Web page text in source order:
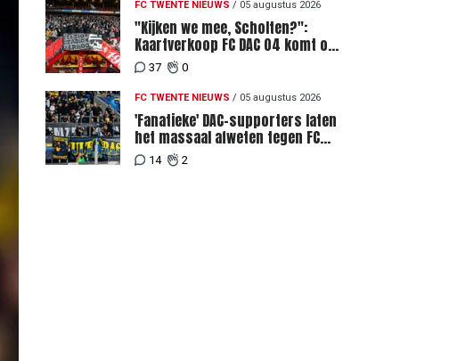
FC TWENTE NIEUWS / 05 augustus 2026
"Kijken we mee, Scholten?":
Kaartverkoop FC DAC 04 komt op
gang, supporters niet blij met
ticketprijzen
37 0
FC TWENTE NIEUWS / 05 augustus 2026
'Fanatieke' DAC-supporters laten
het massaal afweten tegen FC
Twente
14 2